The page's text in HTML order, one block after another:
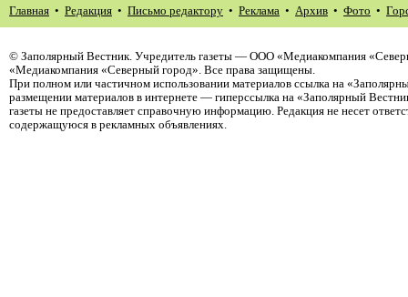
Главная • Редакция • Письмо редактору • Реклама • Архив • Фото •
© Заполярный Вестник. Учредитель газеты — ООО «Медиакомпания
«Медиакомпания «Северный город». Все права защищены.
При полном или частичном использовании материалов ссылка на
размещении материалов в интернете — гиперссылка на «Заполярный
газеты не предоставляет справочную информацию. Редакция не несет
содержащуюся в рекламных объявлениях.